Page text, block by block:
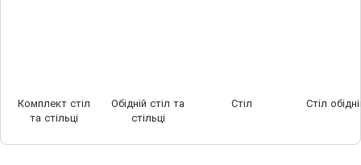
Комплект стіл
та стільці
Обідній стіл та
стільці
Стіл Стіл